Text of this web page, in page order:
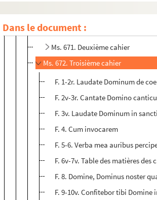
Dans le document :
Poésies catholiques
Ms. 670. Premier cahier
Ms. 671. Deuxième cahier
Ms. 672. Troisième cahier
F. 1-2r. Laudate Dominum de
F. 2v-3r. Cantate Domino
F. 3v. Laudate Dominum in
F. 4. Cum invocarem
F. 5-6. Verba mea auribus
F. 6v-7v. Table des matières des
F. 8. Domine, Dominus noster
F. 9-10v. Confitebor tibi